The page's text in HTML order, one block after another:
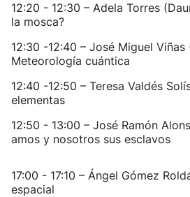
12:20 - 12:30 – Adela Torres
la mosca?
12:30 -12:40 – José Miguel
Meteorología cuántica
12:40 -12:50 – Teresa Valdés
elementas
12:50 - 13:00 – José Ramón
amos y nosotros sus esclavos
17:00 - 17:10 – Ángel Gómez
espacial